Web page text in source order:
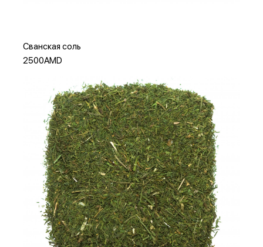
Сванская соль
2500AMD
Добавить в корзину